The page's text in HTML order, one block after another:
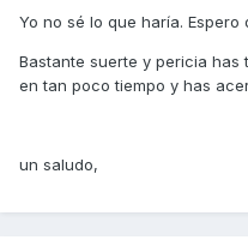
Yo no sé lo que haría.
Bastante suerte y pericia
en tan poco tiempo y has
un saludo,